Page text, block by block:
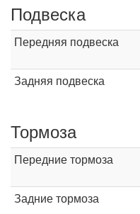
Подвеска
Передняя подвеска
Задняя подвеска
Тормоза
Передние тормоза
Задние тормоза